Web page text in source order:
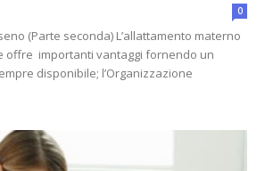
0
(Parte seconda) L’allattamento materno
offre importanti vantaggi fornendo un
disponibile; l’Organizzazione